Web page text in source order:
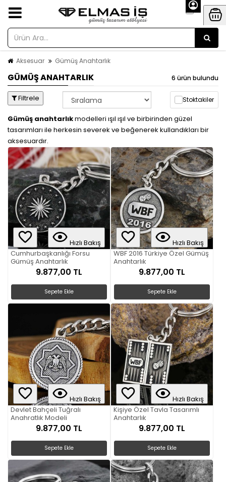
Aksesuar Gümüş Anahtarlık
GÜMÜŞ ANAHTARLIK 6 ürün bulundu
Filtrele Stoktakiler
Gümüş anahtarlıkmodelleri ışıl ışıl ve birbirinden güzel
tasarımları ile herkesin severek ve beğenerek kullandıkları bir
aksesuardır.
Hızlı Bakış
Cumhurbaşkanlığı Forsu
Gümüş Anahtarlık
9.877,00 TL
Sepete Ekle
Hızlı Bakış
WBF 2016 Türkiye Özel Gümüş
Anahtarlık
9.877,00 TL
Sepete Ekle
Hızlı Bakış
Devlet Bahçeli Tuğralı
Anahratlık Modeli
9.877,00 TL
Sepete Ekle
Hızlı Bakış
Kişiye Özel Tavla Tasarımlı
Anahtarlık
9.877,00 TL
Sepete Ekle